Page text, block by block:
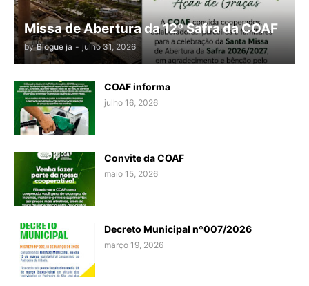
Missa de Abertura da 12º Safra da COAF
by Blogue ja - julho 31, 2026
COAF informa
julho 16, 2026
Convite da COAF
maio 15, 2026
Decreto Municipal nº007/2026
março 19, 2026